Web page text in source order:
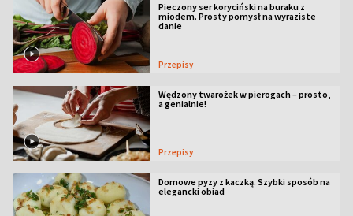
Pieczony ser koryciński na buraku z
miodem. Prosty pomysł na wyraziste
danie
Przepisy
Wędzony twarożek w pierogach – prosto,
a genialnie!
Przepisy
Domowe pyzy z kaczką. Szybki sposób na
elegancki obiad